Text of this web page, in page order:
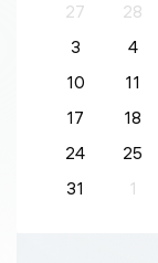
27
28
3
4
10
11
17
18
24
25
31
1